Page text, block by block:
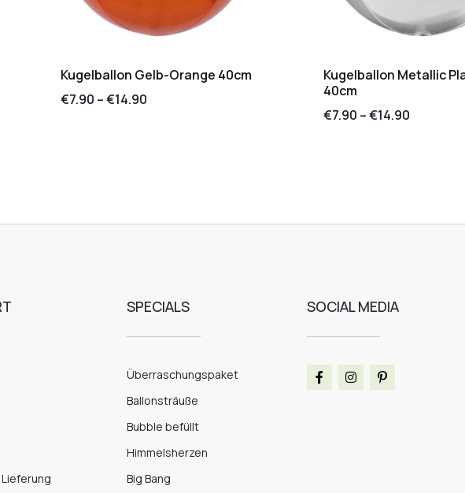
Kugelballon Gelb-Orange 40cm
€7.90 –€14.90
Kugelballon Metallic
40cm
€7.90 –€14.90
SPECIALS
Überraschungspaket
Ballonsträuße
Bubble befüllt
Himmelsherzen
Big Bang
SOCIAL MEDIA